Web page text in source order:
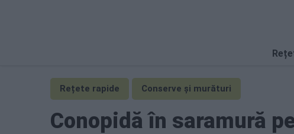
Rețete rapide Conserve și murături
Conopidă în saramură